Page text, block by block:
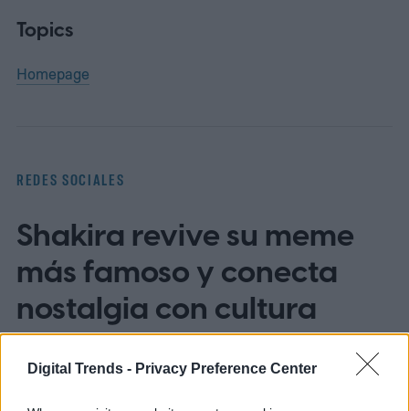
Digital Trends - Privacy Preference Center
Topics
Homepage
REDES SOCIALES
Shakira revive su meme
más famoso y conecta
nostalgia con cultura
digital